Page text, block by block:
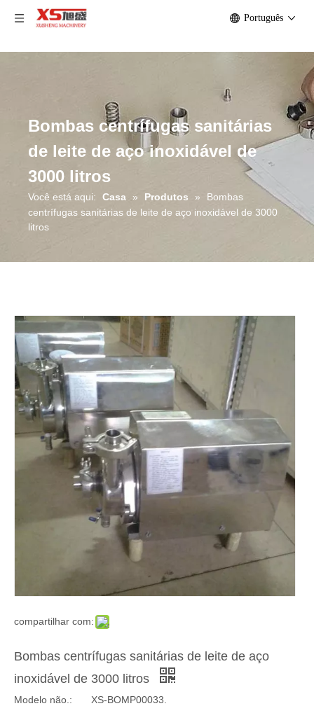
Português
Bombas centrífugas sanitárias
de leite de aço inoxidável de
3000 litros
Você está aqui: Casa » Produtos »
Bombas
centrífugas sanitárias de leite de aço inoxidável de 3000
litros
compartilhar com:
Bombas centrífugas sanitárias de leite de aço
inoxidável de 3000 litros
Modelo não.:
XS-BOMP00033.